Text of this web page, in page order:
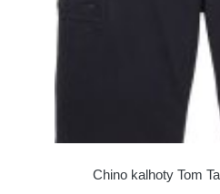
Chino kalhoty Tom